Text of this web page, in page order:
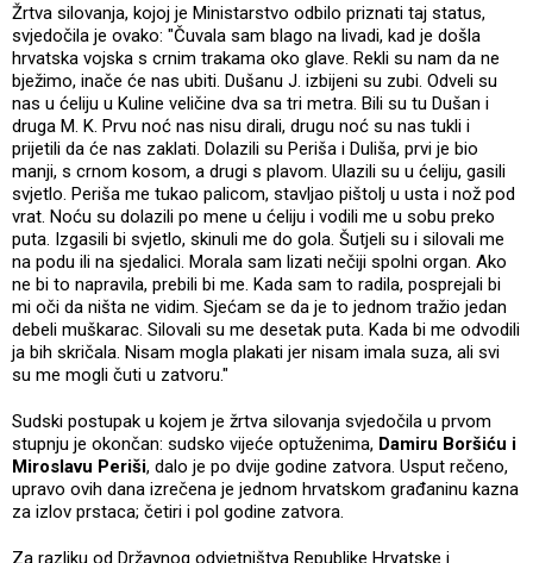
Žrtva silovanja, kojoj je Ministarstvo odbilo priznati taj status,
svjedočila je ovako: "Čuvala sam blago na livadi, kad je došla
hrvatska vojska s crnim trakama oko glave. Rekli su nam da ne
bježimo, inače će nas ubiti. Dušanu J. izbijeni su zubi. Odveli su
nas u ćeliju u Kuline veličine dva sa tri metra. Bili su tu Dušan i
druga M. K. Prvu noć nas nisu dirali, drugu noć su nas tukli i
prijetili da će nas zaklati. Dolazili su Periša i Duliša, prvi je bio
manji, s crnom kosom, a drugi s plavom. Ulazili su u ćeliju, gasili
svjetlo. Periša me tukao palicom, stavljao pištolj u usta i nož pod
vrat. Noću su dolazili po mene u ćeliju i vodili me u sobu preko
puta. Izgasili bi svjetlo, skinuli me do gola. Šutjeli su i silovali me
na podu ili na sjedalici. Morala sam lizati nečiji spolni organ. Ako
ne bi to napravila, prebili bi me. Kada sam to radila, posprejali bi
mi oči da ništa ne vidim. Sjećam se da je to jednom tražio jedan
debeli muškarac. Silovali su me desetak puta. Kada bi me odvodili
ja bih skričala. Nisam mogla plakati jer nisam imala suza, ali svi
su me mogli čuti u zatvoru."
Sudski postupak u kojem je žrtva silovanja svjedočila u prvom
stupnju je okončan: sudsko vijeće optuženima, Damiru Boršiću i
Miroslavu Periši, dalo je po dvije godine zatvora. Usput rečeno,
upravo ovih dana izrečena je jednom hrvatskom građaninu kazna
za izlov prstaca; četiri i pol godine zatvora.
Za razliku od Državnog odvjetništva Republike Hrvatske i